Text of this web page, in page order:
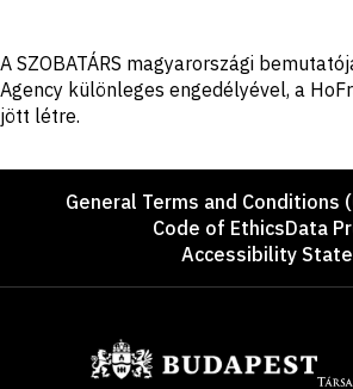
Disclaimer
A SZOBATÁRS magyarországi
Agency különleges engedélyével, a
jött létre.
FooterGeneral Terms and Conditions
Code of EthicsData
Accessibility